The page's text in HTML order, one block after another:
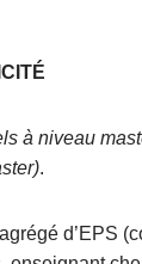
à niveau
.
d’EPS